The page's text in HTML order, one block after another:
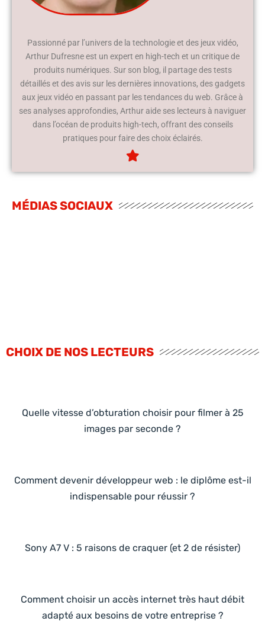
Passionné par l’univers de la technologie et des jeux vidéo,
Arthur Dufresne est un expert en high-tech et un critique de
produits numériques. Sur son blog, il partage des tests
détaillés et des avis sur les dernières innovations, des gadgets
aux jeux vidéo en passant par les tendances du web. Grâce à
ses analyses approfondies, Arthur aide ses lecteurs à naviguer
dans l’océan de produits high-tech, offrant des conseils
pratiques pour faire des choix éclairés.
MÉDIAS SOCIAUX
CHOIX DE NOS LECTEURS
Quelle vitesse d’obturation choisir pour filmer à 25
images par seconde ?
Comment devenir développeur web : le diplôme est-il
indispensable pour réussir ?
Sony A7 V : 5 raisons de craquer (et 2 de résister)
Comment choisir un accès internet très haut débit
adapté aux besoins de votre entreprise ?